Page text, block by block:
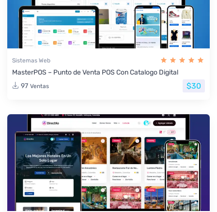
Sistemas Web
MasterPOS – Punto de Venta POS Con Catalogo Digital
97 Ventas $30